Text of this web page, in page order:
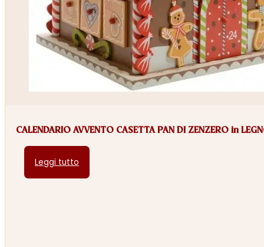
CALENDARIO AVVENTO CASETTA PAN DI ZENZERO in
Leggi tutto